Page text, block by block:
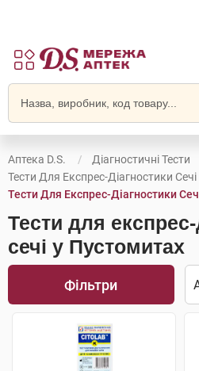
Аптека D.S.
Діагностичні Тести
Тести Для Експрес-Діагностики Сечі
Тести Для Експрес-Діагностики
Тести для експрес-
сечі у Пустомитах
Фільтри